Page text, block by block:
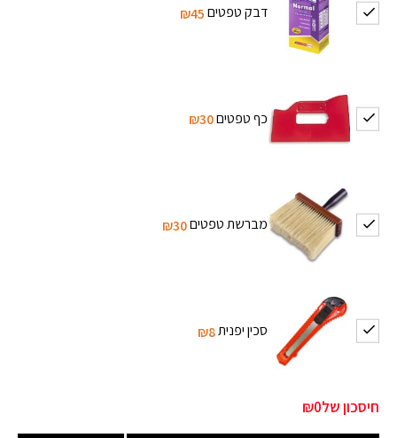
דבק טפטים₪45
כף טפטים₪30
מברשת טפטים₪30
סכין יפנית₪8
חיסכון של₪0